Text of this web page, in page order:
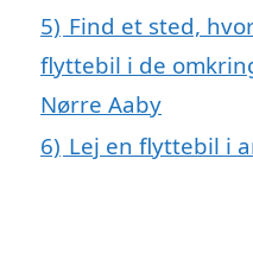
5) Find et sted,
flyttebil i de
Nørre Aaby
6) Lej en flyttebil i